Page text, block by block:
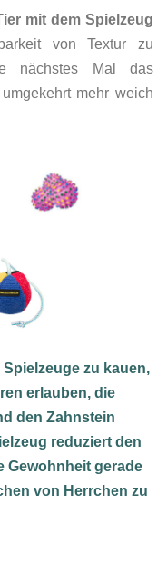
mit dem Spielzeug
von Textur zu
nächstes Mal das
mehr weich
zu kauen,
erlauben, die
den Zahnstein
reduziert den
Gewohnheit gerade
von Herrchen zu